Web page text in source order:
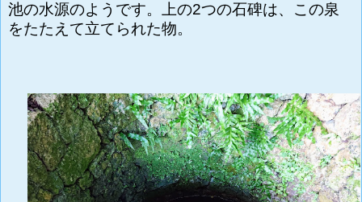
池の水源のようです。上の2つの石碑は、この泉
をたたえて立てられた物。